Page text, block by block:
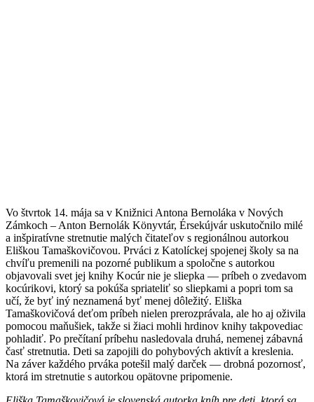
Vo štvrtok 14. mája sa v Knižnici Antona Bernoláka v Nových
Zámkoch – Anton Bernolák Könyvtár, Érsekújvár uskutočnilo milé
a inšpiratívne stretnutie malých čitateľov s regionálnou autorkou
Eliškou Tamaškovičovou. Prváci z Katolíckej spojenej školy sa na
chvíľu premenili na pozorné publikum a spoločne s autorkou
objavovali svet jej knihy Kocúr nie je sliepka — príbeh o zvedavom
kocúrikovi, ktorý sa pokúša spriateliť so sliepkami a popri tom sa
učí, že byť iný neznamená byť menej dôležitý. Eliška
Tamaškovičová deťom príbeh nielen prerozprávala, ale ho aj oživila
pomocou maňušiek, takže si žiaci mohli hrdinov knihy takpovediac
pohladiť. Po prečítaní príbehu nasledovala druhá, nemenej zábavná
časť stretnutia. Deti sa zapojili do pohybových aktivít a kreslenia.
Na záver každého prváka potešil malý darček — drobná pozornosť,
ktorá im stretnutie s autorkou opätovne pripomenie.